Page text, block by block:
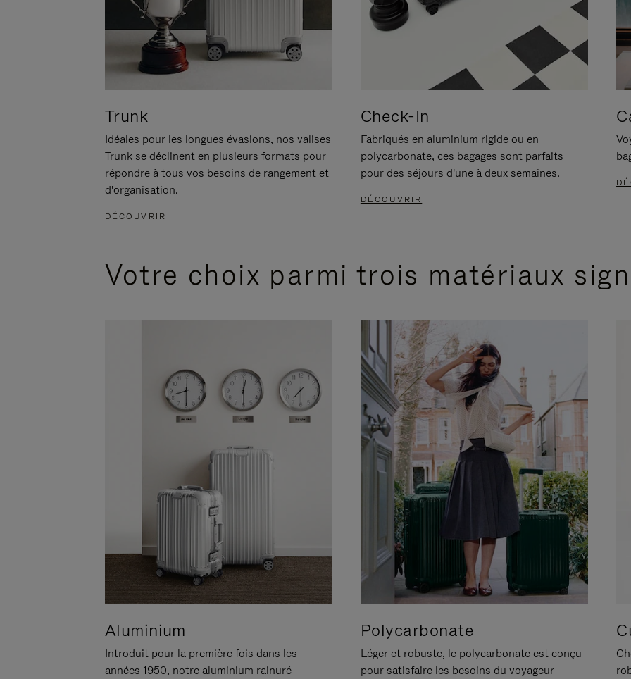
Trunk
Idéales pour les longues évasions, nos valises
Trunk se déclinent en plusieurs formats pour
répondre à tous vos besoins de rangement et
d'organisation.
DÉCOUVRIR
Check-In
Fabriqués en aluminium rigide ou en
polycarbonate, ces bagages sont parfaits
pour des séjours d'une à deux semaines.
DÉCOUVRIR
Votre choix parmi trois matériaux
Aluminium
Introduit pour la première fois dans les
années 1950, notre aluminium rainuré
Polycarbonate
Léger et robuste, le polycarbonate est conçu
pour satisfaire les besoins du voyageur